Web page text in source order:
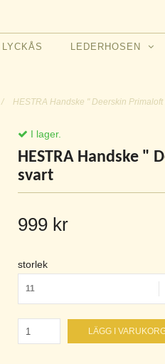
LEDERHOSEN
/ HESTRA Handske " Deerskin
I lager.
HESTRA Handske "
svart
999 kr
storlek
11
LÄGG I